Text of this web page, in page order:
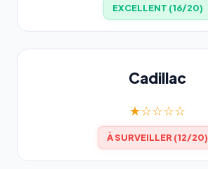
EXCELLENT (16/20)
Cadillac
★☆☆☆☆
À SURVEILLER (12/20)